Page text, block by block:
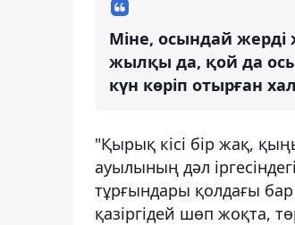
Міне, осындай
жылқы да, қой да
күн көріп отырған
"Қырық кісі бір жақ,
ауылының дәл
тұрғындары қолдағы
қазіргідей шөп жоқта,